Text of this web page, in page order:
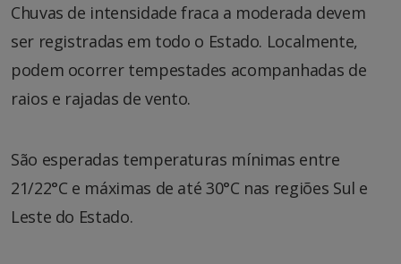
Chuvas de intensidade fraca a moderada devem
ser registradas em todo o Estado. Localmente,
podem ocorrer tempestades acompanhadas de
raios e rajadas de vento.
São esperadas temperaturas mínimas entre
21/22°C e máximas de até 30°C nas regiões Sul e
Leste do Estado.